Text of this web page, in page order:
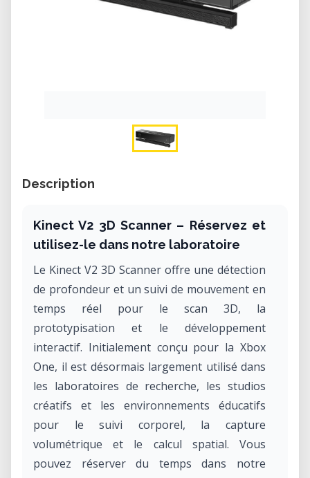
Description
Kinect V2 3D Scanner – Réservez et
utilisez-le dans notre laboratoire
Le Kinect V2 3D Scanner offre une détection
de profondeur et un suivi de mouvement en
temps réel pour le scan 3D, la
prototypisation et le développement
interactif. Initialement conçu pour la Xbox
One, il est désormais largement utilisé dans
les laboratoires de recherche, les studios
créatifs et les environnements éducatifs
pour le suivi corporel, la capture
volumétrique et le calcul spatial. Vous
pouvez réserver du temps dans notre